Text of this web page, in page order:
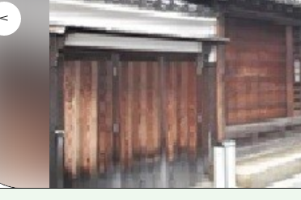
미야지마(宮島) 주변
야마구치(山口)현 동부
게이호쿠(芸北)
미야지마(宮島) 주변
야마구치(山口)현 동부
에히메(愛媛)현
시마네(島根)현
수하물 보관 및 배송 서비스
시마네(島根)현